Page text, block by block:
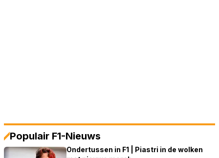
Populair F1-Nieuws
Ondertussen in F1 | Piastri in de wolken